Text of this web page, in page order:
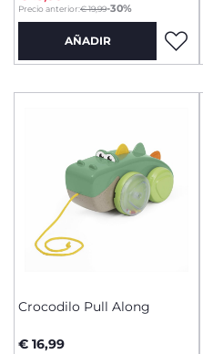
Precio anterior:€ 19,99-30%
to
AÑADIR
Crocodilo Pull Along
€ 16,99